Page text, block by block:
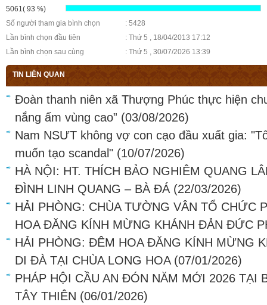
5061( 93 %)
Số người tham gia bình chọn
: 5428
Lần bình chọn đầu tiên
: Thứ 5 , 18/04/2013 17:12
Lần bình chọn sau cùng
: Thứ 5 , 30/07/2026 13:39
TIN LIÊN QUAN
Đoàn thanh niên xã Thượng Phúc thực hiện
nắng ấm vùng cao” (03/08/2026)
Nam NSƯT không vợ con cạo đầu xuất gia:
muốn tạo scandal" (10/07/2026)
HÀ NỘI: HT. THÍCH BẢO NGHIÊM QUANG
ĐÌNH LINH QUANG – BÀ ĐÁ (22/03/2026)
HẢI PHÒNG: CHÙA TƯỜNG VÂN TỔ CHỨC
HOA ĐĂNG KÍNH MỪNG KHÁNH ĐẢN ĐỨC
HẢI PHÒNG: ĐÊM HOA ĐĂNG KÍNH MỪNG
DI ĐÀ TẠI CHÙA LONG HOA (07/01/2026)
PHÁP HỘI CẦU AN ĐÓN NĂM MỚI 2026 TẠI
TÂY THIÊN (06/01/2026)